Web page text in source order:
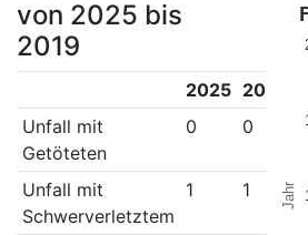
von 2025 bis
2019
2025 2024
Unfall mit
Getöteten
0 0 1
Unfall mit
Schwerverletztem
1 1 1
Jahr